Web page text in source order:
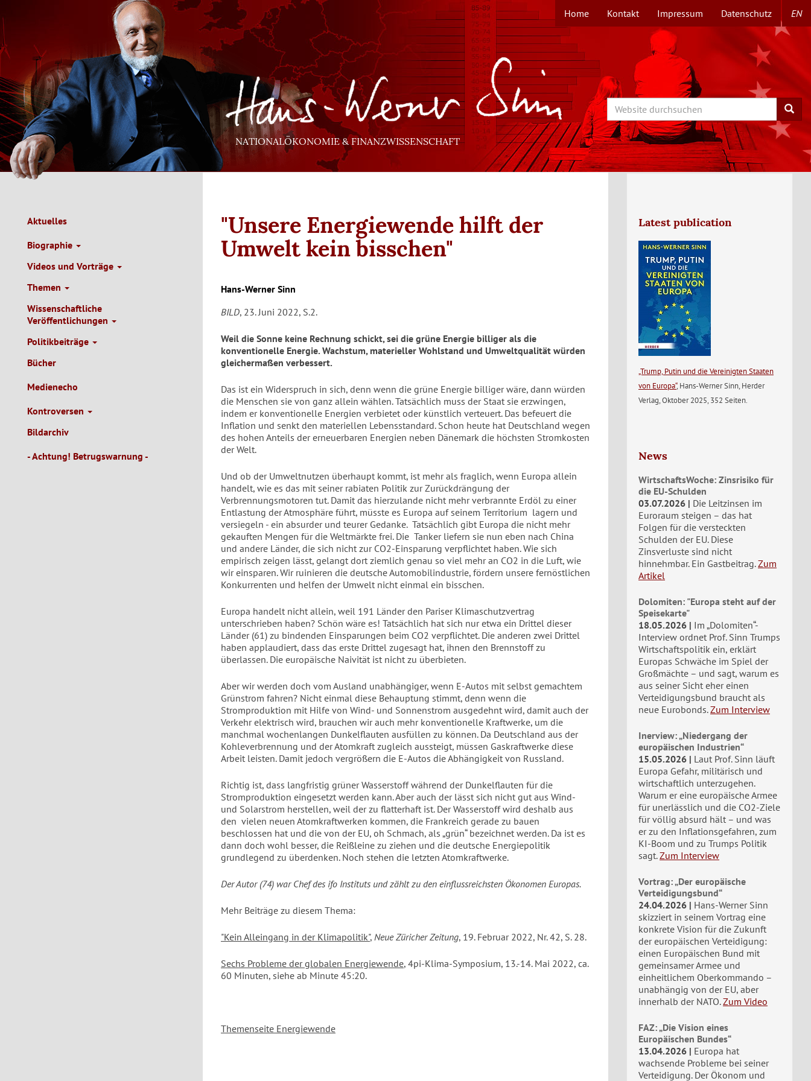
zum
Inhalt
TOPMENÜ
Home Kontakt Impressum Datenschutz EN
NATIONALÖKONOMIE & FINANZWISSENSCHAFT
Search Search
Main
Navigation
de
Aktuelles
Biographie
Videos und Vorträge
Themen
Wissenschaftliche
Veröffentlichungen
Politikbeiträge
Bücher
Medienecho
Kontroversen
Bildarchiv
- Achtung! Betrugswarnung -
"Unsere Energiewende hilft der
Umwelt kein bisschen"
Hans-Werner Sinn
BILD, 23. Juni 2022, S.2.
Weil die Sonne keine Rechnung schickt, sei die grüne Energie billiger als die
konventionelle Energie. Wachstum, materieller Wohlstand und Umweltqualität würden
gleichermaßen verbessert.
Das ist ein Widerspruch in sich, denn wenn die grüne Energie billiger wäre, dann würden
die Menschen sie von ganz allein wählen. Tatsächlich muss der Staat sie erzwingen,
indem er konventionelle Energien verbietet oder künstlich verteuert. Das befeuert die
Inflation und senkt den materiellen Lebensstandard. Schon heute hat Deutschland wegen
des hohen Anteils der erneuerbaren Energien neben Dänemark die höchsten Stromkosten
der Welt.
Und ob der Umweltnutzen überhaupt kommt, ist mehr als fraglich, wenn Europa allein
handelt, wie es das mit seiner rabiaten Politik zur Zurückdrängung der
Verbrennungsmotoren tut. Damit das hierzulande nicht mehr verbrannte Erdöl zu einer
Entlastung der Atmosphäre führt, müsste es Europa auf seinem Territorium lagern und
versiegeln - ein absurder und teurer Gedanke. Tatsächlich gibt Europa die nicht mehr
gekauften Mengen für die Weltmärkte frei. Die Tanker liefern sie nun eben nach China
und andere Länder, die sich nicht zur CO2-Einsparung verpflichtet haben. Wie sich
empirisch zeigen lässt, gelangt dort ziemlich genau so viel mehr an CO2 in die Luft, wie
wir einsparen. Wir ruinieren die deutsche Automobilindustrie, fördern unsere fernöstlichen
Konkurrenten und helfen der Umwelt nicht einmal ein bisschen.
Europa handelt nicht allein, weil 191 Länder den Pariser Klimaschutzvertrag
unterschrieben haben? Schön wäre es! Tatsächlich hat sich nur etwa ein Drittel dieser
Länder (61) zu bindenden Einsparungen beim CO2 verpflichtet. Die anderen zwei Drittel
haben applaudiert, dass das erste Drittel zugesagt hat, ihnen den Brennstoff zu
überlassen. Die europäische Naivität ist nicht zu überbieten.
Aber wir werden doch vom Ausland unabhängiger, wenn E-Autos mit selbst gemachtem
Grünstrom fahren? Nicht einmal diese Behauptung stimmt, denn wenn die
Stromproduktion mit Hilfe von Wind- und Sonnenstrom ausgedehnt wird, damit auch der
Verkehr elektrisch wird, brauchen wir auch mehr konventionelle Kraftwerke, um die
manchmal wochenlangen Dunkelflauten ausfüllen zu können. Da Deutschland aus der
Kohleverbrennung und der Atomkraft zugleich aussteigt, müssen Gaskraftwerke diese
Arbeit leisten. Damit jedoch vergrößern die E-Autos die Abhängigkeit von Russland.
Richtig ist, dass langfristig grüner Wasserstoff während der Dunkelflauten für die
Stromproduktion eingesetzt werden kann. Aber auch der lässt sich nicht gut aus Wind-
und Solarstrom herstellen, weil der zu flatterhaft ist. Der Wasserstoff wird deshalb aus
den vielen neuen Atomkraftwerken kommen, die Frankreich gerade zu bauen
beschlossen hat und die von der EU, oh Schmach, als „grün“ bezeichnet werden. Da ist es
dann doch wohl besser, die Reißleine zu ziehen und die deutsche Energiepolitik
grundlegend zu überdenken. Noch stehen die letzten Atomkraftwerke.
Der Autor (74) war Chef des ifo Instituts und zählt zu den einflussreichsten Ökonomen Europas.
Mehr Beiträge zu diesem Thema:
"Kein Alleingang in der Klimapolitik", Neue Züricher Zeitung, 19. Februar 2022, Nr. 42, S. 28.
Sechs Probleme der globalen Energiewende, 4pi-Klima-Symposium, 13.-14. Mai 2022, ca.
60 Minuten, siehe ab Minute 45:20.
Themenseite Energiewende
Latest publication
„Trump, Putin und die Vereinigten Staaten
von Europa“, Hans-Werner Sinn, Herder
Verlag, Oktober 2025, 352 Seiten.
News
WirtschaftsWoche: Zinsrisiko für
die EU-Schulden
03.07.2026
Die Leitzinsen im
Euroraum steigen – das hat
Folgen für die versteckten
Schulden der EU. Diese
Zinsverluste sind nicht
hinnehmbar. Ein Gastbeitrag. Zum
Artikel
Dolomiten: "Europa steht auf der
Speisekarte"
18.05.2026
Im „Dolomiten“-
Interview ordnet Prof. Sinn Trumps
Wirtschaftspolitik ein, erklärt
Europas Schwäche im Spiel der
Großmächte – und sagt, warum es
aus seiner Sicht eher einen
Verteidigungsbund braucht als
neue Eurobonds. Zum Interview
Inerview: „Niedergang der
europäischen Industrien“
15.05.2026
Laut Prof. Sinn läuft
Europa Gefahr, militärisch und
wirtschaftlich unterzugehen.
Warum er eine europäische Armee
für unerlässlich und die CO2-Ziele
für völlig absurd hält – und was
er zu den Inflationsgefahren, zum
KI-Boom und zu Trumps Politik
sagt. Zum Interview
Vortrag: „Der europäische
Verteidigungsbund“
24.04.2026
Hans-Werner Sinn
skizziert in seinem Vortrag eine
konkrete Vision für die Zukunft
der europäischen Verteidigung:
einen Europäischen Bund mit
gemeinsamer Armee und
einheitlichem Oberkommando –
unabhängig von der EU, aber
innerhalb der NATO. Zum Video
FAZ: „Die Vision eines
Europäischen Bundes“
13.04.2026
Europa hat
wachsende Probleme bei seiner
Verteidigung. Der Ökonom und